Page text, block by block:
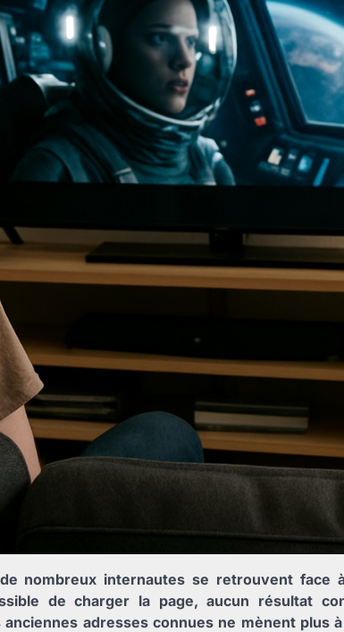
nombreux internautes se retrouvent face
de charger la page, aucun résultat
adresses connues ne mènent plus